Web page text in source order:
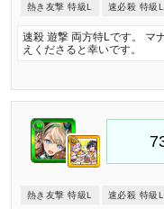
熱き友撃 特級L 速必殺 特級L
速殺 遊撃 両方特Lです。 マ
えくださると幸いです。
熱き友撃 特級L 速必殺 特級L